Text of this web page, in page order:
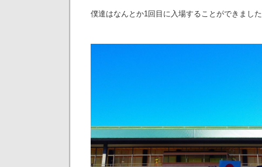
僕達はなんとか1回目に入場することができまし